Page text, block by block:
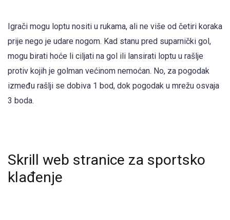
Igrači mogu loptu nositi u rukama, ali ne više od četiri koraka
prije nego je udare nogom. Kad stanu pred suparnički gol,
mogu birati hoće li ciljati na gol ili lansirati loptu u rašlje
protiv kojih je golman većinom nemoćan. No, za pogodak
između rašlji se dobiva 1 bod, dok pogodak u mrežu osvaja
3 boda.
Skrill web stranice za sportsko
klađenje